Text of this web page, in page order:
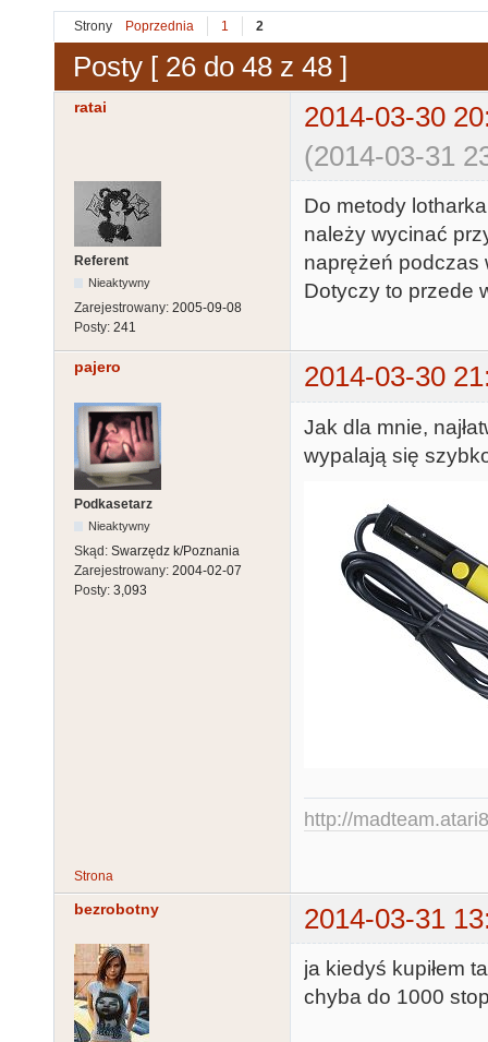
Strony Poprzednia 1 2
Posty [ 26 do 48 z 48 ]
ratai
2014-03-30
(2014-03-31
Referent
Nieaktywny
Zarejestrowany: 2005-09-08
Posty: 241
Do metody
należy wycinać
naprężeń podczas
Dotyczy to przede
pajero 2014-03-30
Podkasetarz
Nieaktywny
Skąd: Swarzędz k/Poznania
Zarejestrowany: 2004-02-07
Posty: 3,093
Jak dla mnie,
wypalają się
http://
Strona
bezrobotny 2014-03-31
ja kiedyś kupiłem
chyba do 1000